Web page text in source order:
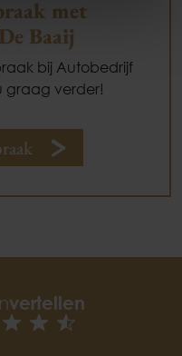
met
Baaij
bij Autobedrijf
graag verder!
vertellen